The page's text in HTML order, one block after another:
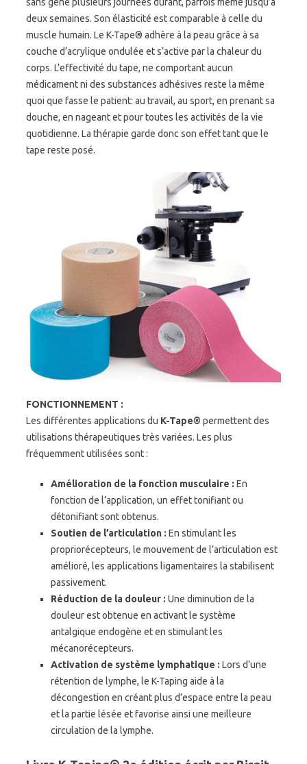
deux semaines. Son élasticité est comparable à celle du
muscle humain. Le K-Tape® adhère à la peau grâce à sa
couche d’acrylique ondulée et s’active par la chaleur du
corps. L’effectivité du tape, ne comportant aucun
médicament ni des substances adhésives reste la même
quoi que fasse le patient: au travail, au sport, en prenant sa
douche, en nageant et pour toutes les activités de la vie
quotidienne. La thérapie garde donc son effet tant que le
tape reste posé.
FONCTIONNEMENT :
Les différentes applications du K-Tape® permettent des
utilisations thérapeutiques très variées. Les plus
fréquemment utilisées sont :
Amélioration de la fonction musculaire : En
fonction de l’application, un effet tonifiant ou
détonifiant sont obtenus.
Soutien de l’articulation : En stimulant les
propriorécepteurs, le mouvement de l’articulation est
amélioré, les applications ligamentaires la stabilisent
passivement.
Réduction de la douleur : Une diminution de la
douleur est obtenue en activant le système
antalgique endogène et en stimulant les
mécanorécepteurs.
Activation de système lymphatique : Lors d’une
rétention de lymphe, le K-Taping aide à la
décongestion en créant plus d’espace entre la peau
et la partie lésée et favorise ainsi une meilleure
circulation de la lymphe.